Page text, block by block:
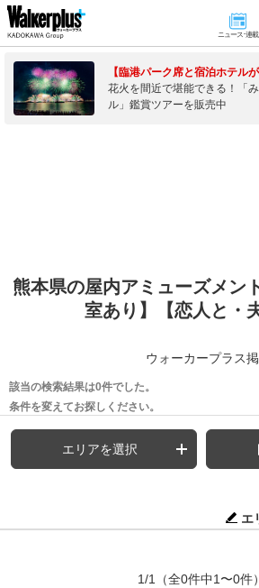
ニュース･連載
【臨港パーク席と宿泊ホテルが
花火を間近で堪能できる！「
ル」鑑賞ツアーを販売中
熊本県の屋内アミューズメン
室あり】【恋人と・
ウォーカープラス
該当の検索結果は0件でした。
条件を変えてお探しください。
エリアを選択
エ
1/1 （全0件中1〜0件）